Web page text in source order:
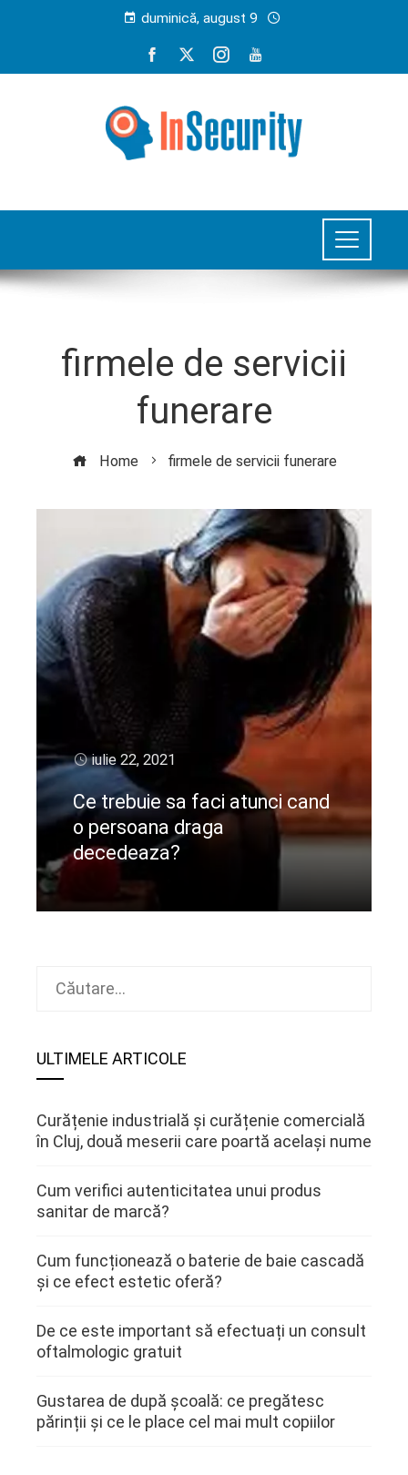
duminică, august 9
firmele de servicii
funerare
Home firmele de servicii funerare
iulie 22, 2021
Ce trebuie sa faci atunci cand
o persoana draga
decedeaza?
CIteste mai departe
Caută
ULTIMELE ARTICOLE
Curățenie industrială și curățenie comercială
în Cluj, două meserii care poartă același nume
Cum verifici autenticitatea unui produs
sanitar de marcă?
Cum funcționează o baterie de baie cascadă
și ce efect estetic oferă?
De ce este important să efectuați un consult
oftalmologic gratuit
Gustarea de după școală: ce pregătesc
părinții și ce le place cel mai mult copiilor